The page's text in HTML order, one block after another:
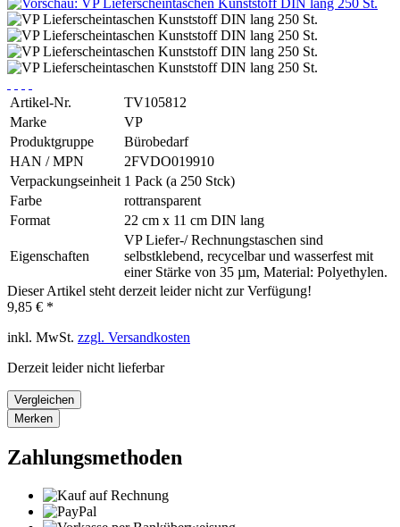
Artikel-Nr.
TV105812
Marke
VP
Produktgruppe
Bürobedarf
HAN / MPN
2FVDO019910
Verpackungseinheit 1 Pack (a 250 Stck)
Farbe
rottransparent
Format
22 cm x 11 cm DIN lang
Eigenschaften
VP Liefer-/ Rechnungstaschen sind
selbstklebend, recycelbar und wasserfest mit
einer Stärke von 35 µm, Material: Polyethylen.
Dieser Artikel steht derzeit leider nicht zur Verfügung!
9,85 € *
inkl. MwSt. zzgl. Versandkosten
Derzeit leider nicht lieferbar
Vergleichen
Merken
Zahlungsmethoden